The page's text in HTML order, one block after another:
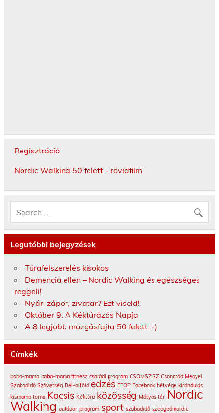
Regisztráció
Nordic Walking 50 felett - rövidfilm
Legutóbbi bejegyzések
Túrafelszerelés kisokos
Demencia ellen – Nordic Walking és egészséges
reggeli!
Nyári zápor, zivatar? Ezt viseld!
Október 9. A Kéktúrázás Napja
A 8 legjobb mozgásfajta 50 felett :-)
Címkék
baba-mama baba-mama fitnesz családi program CSOMSZISZ Csongrád Megyei
Szabadidő Szövetség Dél-alföld edzés EFOP Facebook hétvége kirándulás
kismama torna Kocsis Kéktúra közösség Mátyás tér Nordic
Walking outdoor program sport szabadidő szeegedinordic